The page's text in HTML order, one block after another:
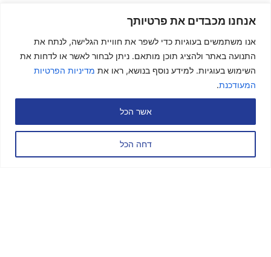
אנחנו מכבדים את פרטיותך
אנו משתמשים בעוגיות כדי לשפר את חוויית הגלישה, לנתח את
התנועה באתר ולהציג תוכן מותאם. ניתן לבחור לאשר או לדחות את
השימוש בעוגיות. למידע נוסף בנושא, ראו את מדיניות הפרטיות
המעודכנת.
דחה הכל
אשר הכל